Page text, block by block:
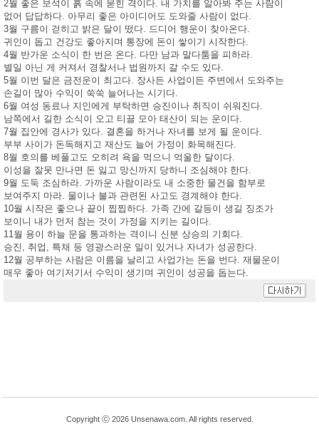
2월 좋은 보석이 흙 속에 묻힌 격이다. 내 가치를 알아봐 주는 사람이
없어 답답하다. 아무리 좋은 아이디어도 도와줄 사람이 없다.
3월 구름이 걷히고 밝은 달이 떴다. 드디어 행운이 찾아온다.
귀인이 돕고 건강도 좋아지며 통장에 돈이 쌓이기 시작한다.
4월 반가운 소식이 한 번은 온다. 다만 남과 말다툼을 피하라.
별일 아닌 게 커져서 경찰서나 법원까지 갈 수도 있다.
5월 이번 달은 금전운이 최고다. 장사든 사업이든 주변에서 도와주는
손길이 많아 수익이 쑥쑥 늘어나는 시기다.
6월 여성 동료나 지인에게 부탁하면 승진이나 취직이 쉬워진다.
남쪽에서 길한 소식이 오고 티끌 모아 태산이 되는 운이다.
7월 집안에 경사가 있다. 결혼을 하거나 자녀를 보게 될 운이다.
부부 사이가 돈독해지고 재산도 늘어 가정이 화목해진다.
8월 호의를 베풀고도 오히려 욕을 먹으니 억울한 달이다.
이성을 잘못 만나면 돈 잃고 망신까지 당하니 조심해야 한다.
9월 도둑 조심하라. 가까운 사람이라도 내 소중한 물건을 함부로
보여주지 마라. 물이나 불과 관련된 사고도 경계해야 한다.
10월 시작은 좋으나 끝이 찝찝하다. 가족 간에 갈등이 생길 징조가
보이니 내가 먼저 참는 것이 가정을 지키는 길이다.
11월 용이 하늘 문을 통과하는 격이니 신분 상승의 기회다.
승진, 취업, 특채 등 영광스러운 일이 있거나 자녀가 성공한다.
12월 공부하는 사람은 이름을 날리고 사업가는 돈을 번다. 재물운이
매우 좋아 여기저기서 수익이 생기며 귀인이 성공을 돕는다.
Copyright ⓒ 2026 Unsenawa.com. All rights reserved.